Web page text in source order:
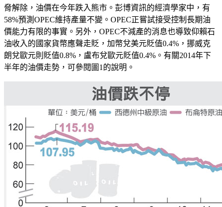
脅解除，油價在今年跌入熊市。彭博資訊的經濟學家中，有
58%預測OPEC維持產量不變。OPEC正嘗試接受控制長期油
價能力有限的事實。另外，OPEC不減產的消息也導致仰賴石
油收入的國家貨幣應聲走貶，加幣兌美元貶值0.4%，挪威克
朗兌歐元則貶值0.8%，盧布兌歐元貶值0.4%。有關2014年下
半年的油價走勢，可參閱圖1的說明。